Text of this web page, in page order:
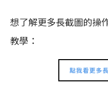
想了解更多長截圖的操
教學：
點我看更多